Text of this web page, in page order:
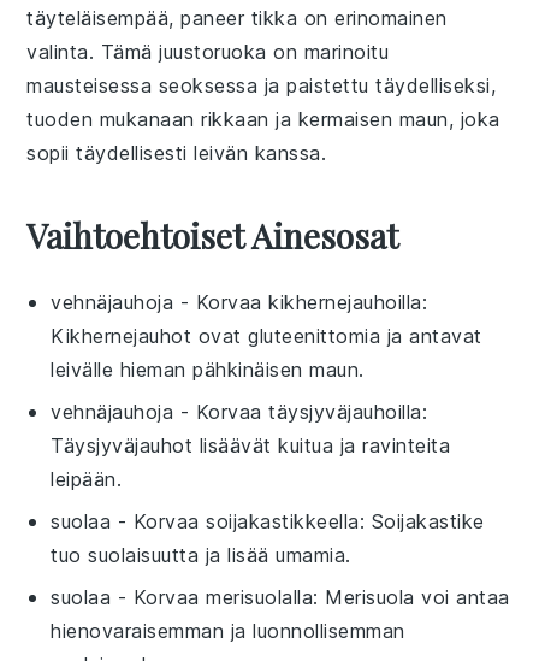
täyteläisempää,paneer tikka on erinomainen
valinta. Tämäjuustoruoka on marinoitu
mausteisessa seoksessa ja paistettu täydelliseksi,
tuoden mukanaan rikkaan ja kermaisen maun, joka
sopii täydellisesti leivän kanssa.
Vaihtoehtoiset Ainesosat
vehnäjauhoja - Korvaakikhernejauhoilla:
Kikhernejauhot ovat gluteenittomia ja antavat
leivälle hieman pähkinäisen maun.
vehnäjauhoja - Korvaatäysjyväjauhoilla:
Täysjyväjauhot lisäävät kuitua ja ravinteita
leipään.
suolaa - Korvaasoijakastikkeella: Soijakastike
tuo suolaisuutta ja lisää umamia.
suolaa - Korvaamerisuolalla: Merisuola voi antaa
hienovaraisemman ja luonnollisemman